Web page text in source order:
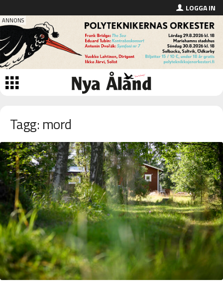
LOGGA IN
Tagg: mord